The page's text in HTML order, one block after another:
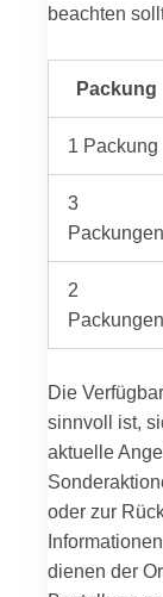
beachten
Packung
1 Packung
3
Packungen
2
Packungen
Die
sinnvoll ist,
aktuelle
oder zur
dienen der